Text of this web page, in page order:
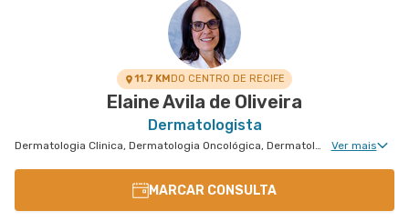
Rua Das Fronteiras nr. 127 Centro Médico I - Boa
Rua Professor Carmelita Soares de Muniz de
Araujo nr. 255 - Casa Caiada, Olinda - PE
Avenida Doutor Jose Augusto Moreira nr. 751 -
11.7 KMDO CENTRO DE RECIFE
Elaine Avila de Oliveira
Dermatologista
Dermatologia Clinica, Dermatologia Oncológica, Dermatologia Pediátrica, Dermatologia de Tratamento de Psoríase, Dermatologia Tratamento de Dermatite Atópica, Dermatologiatratamento de Urticária Crônica, Dermatologia de Tratamento de Hidradenite Ver mais
MARCAR CONSULTA